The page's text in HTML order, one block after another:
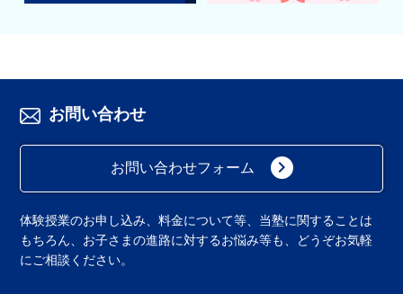
お問い合わせ
お問い合わせフォーム keyboard_arrow_right
体験授業のお申し込み、料金について等、当塾に関することは
もちろん、お子さまの進路に対するお悩み等も、どうぞお気軽
にご相談ください。